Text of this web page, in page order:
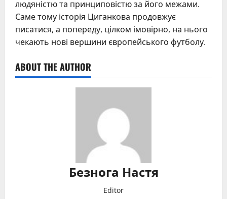
людяністю та принциповістю за його межами.
Саме тому історія Циганкова продовжує
писатися, а попереду, цілком імовірно, на нього
чекають нові вершини європейського футболу.
ABOUT THE AUTHOR
Безнога Настя
Editor